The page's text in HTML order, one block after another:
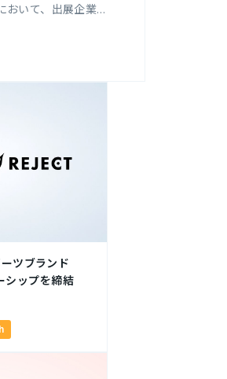
いて、出展企業を
の認定により、当
フィリピン、ベト
Enabler」に認定
において、
の企画・運用を通
。今回、こうした
特性に関する知
また、当社は同6
ツブランド
シップを締結